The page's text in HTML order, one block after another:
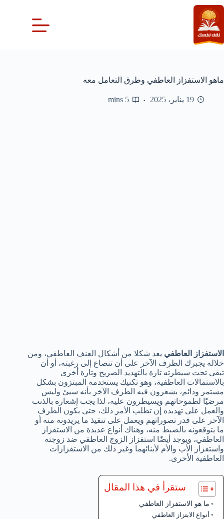
التجاوز
إلى
المحتوى
ماهو الاستفزاز العاطفي وطرق التعامل معه
19 يناير، 2025 5 mins
الاستفزاز العاطفي يعد شكلا من أشكال العنف العاطفي، ومن
خلاله يجبرك الطرف الآخر على أن تنصاع إلى رغبته، أو أن
تبقى تحت سيطرته تارة بالتهديد الصريح وتارة أخرى
بالاستمالات العاطفية، وهو تكنيك يستخدمه المبتزون بشكل
مستمر ودائم، يشعرون فيه الطرف الآخر بأنه سيئ وليس
مرضيًا لطموحاتهم ويسيطرون عليه، لذا يجب إشعاره بالذنب
والعمل على تهديده إن تطلب الأمر ذلك، حتى يكون الطرف
الآخر على قدر تصوراتهم ويعمل على تنفيذ ما يريدونه منه أو
ما يتوقعونه بالضبط منه، وهناك أنواع عديدة من الاستفزاز
العاطفي، ويوجد أيضًا استفزاز الزوج العاطفي ضد زوجته
واستفزاز الأب والأم لأبنائهما وغير ذلك من الاستفزازات
العاطفية الأخرى.
ستقرأ في هذا المقال
ما هو الاستفزاز العاطفي
أنواع الابتزاز العاطفي